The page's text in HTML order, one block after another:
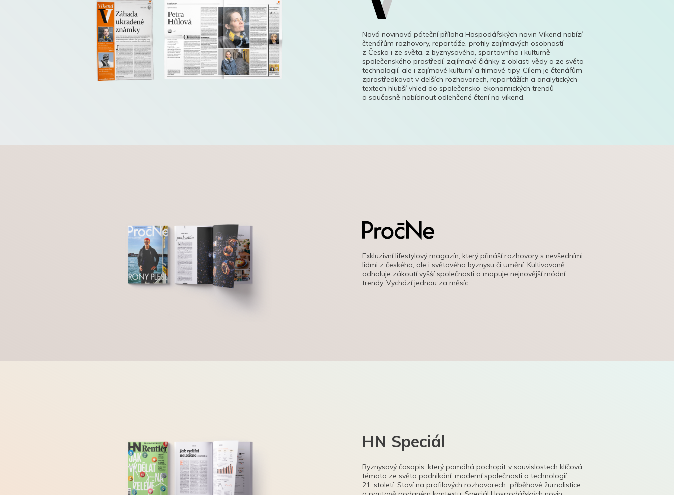
Nová novinová páteční příloha Hospodářských novin Víkend nabízí
čtenářům rozhovory, reportáže, profily zajímavých osobností
z Česka i ze světa, z byznysového, sportovního i kulturně-
společenského prostředí, zajímavé články z oblasti vědy a ze světa
technologií, ale i zajímavé kulturní a filmové tipy. Cílem je čtenářům
zprostředkovat v delších rozhovorech, reportážích a analytických
textech hlubší vhled do společensko-ekonomických trendů
a současně nabídnout odlehčené čtení na víkend.
Exkluzivní lifestylový magazín, který přináší rozhovory s nevšedními
lidmi z českého, ale i světového byznysu či umění. Kultivovaně
odhaluje zákoutí vyšší společnosti a mapuje nejnovější módní
trendy. Vychází jednou za měsíc.
HN Speciál
Byznysový časopis, který pomáhá pochopit v souvislostech klíčová
témata ze světa podnikání, moderní společnosti a technologií
21. století. Staví na profilových rozhovorech, příběhové žurnalistice